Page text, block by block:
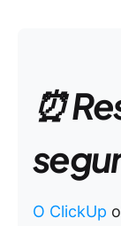
⏰
O ClickUp